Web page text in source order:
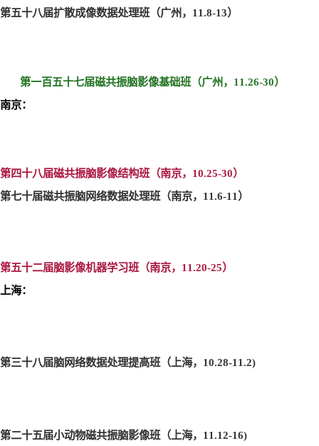
第五十八届扩散成像数据处理班（广州，11.8-13）
第一百五十七届磁共振脑影像基础班（广州，11.26-30）
南京：
第四十八届磁共振脑影像结构班（南京，10.25-30）
第七十届磁共振脑网络数据处理班（南京，11.6-11 ）
第五十二届脑影像机器学习班（南京，11.20-25）
上海：
第三十八届脑网络数据处理提高班（上海，10.28-11.2)
第二十五届小动物磁共振脑影像班（上海，11.12-16)